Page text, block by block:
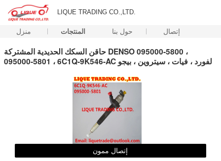
LIQUE TRADING CO.,LTD.
منزل المنتجات حول بنا إتصال
حاقن السكك الحديدية المشتركة DENSO 095000-5800 ،
095000-5801 ، 6C1Q-9K546-AC لفورد ، فيات ، سيتروين ، بيجو
إتصال ممون